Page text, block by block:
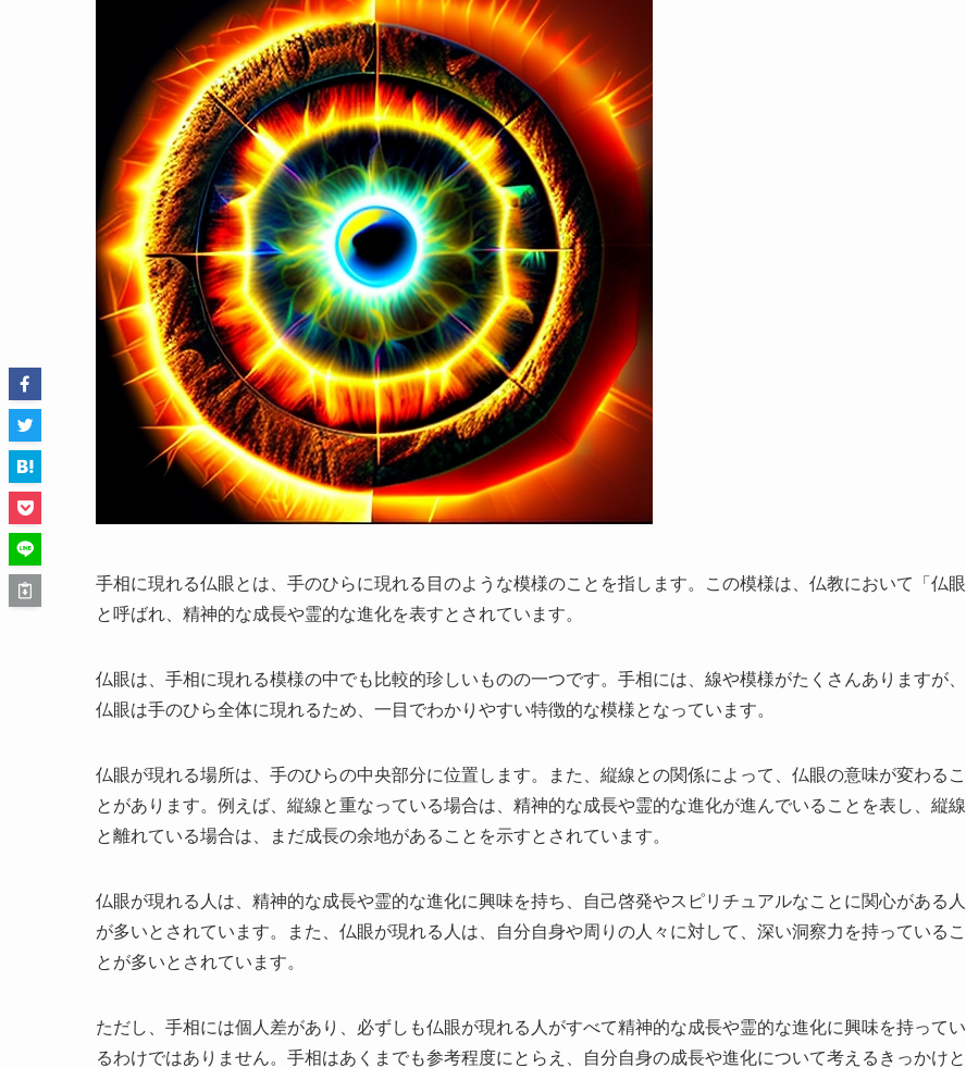
手相に現れる仏眼とは、手のひらに現れる目のような模様のことを指します。この模様は、仏教において「仏眼
と呼ばれ、精神的な成長や霊的な進化を表すとされています。
仏眼は、手相に現れる模様の中でも比較的珍しいものの一つです。手相には、線や模様がたくさんありますが、
仏眼は手のひら全体に現れるため、一目でわかりやすい特徴的な模様となっています。
仏眼が現れる場所は、手のひらの中央部分に位置します。また、縦線との関係によって、仏眼の意味が変わるこ
とがあります。例えば、縦線と重なっている場合は、精神的な成長や霊的な進化が進んでいることを表し、縦線
と離れている場合は、まだ成長の余地があることを示すとされています。
仏眼が現れる人は、精神的な成長や霊的な進化に興味を持ち、自己啓発やスピリチュアルなことに関心がある人
が多いとされています。また、仏眼が現れる人は、自分自身や周りの人々に対して、深い洞察力を持っているこ
とが多いとされています。
ただし、手相には個人差があり、必ずしも仏眼が現れる人がすべて精神的な成長や霊的な進化に興味を持ってい
るわけではありません。手相はあくまでも参考程度にとらえ、自分自身の成長や進化について考えるきっかけと